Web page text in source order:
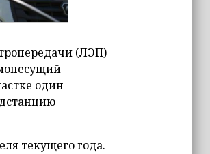
(ЛЭП)
один
текущего года.